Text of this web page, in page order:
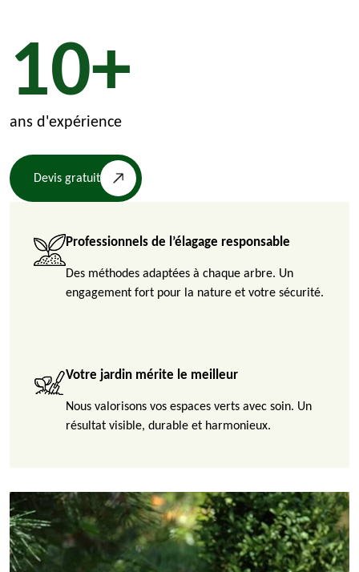
10+
ans d'expérience
Devis gratuit
Professionnels de l’élagage responsable
Des méthodes adaptées à chaque arbre. Un
engagement fort pour la nature et votre sécurité.
Votre jardin mérite le meilleur
Nous valorisons vos espaces verts avec soin. Un
résultat visible, durable et harmonieux.